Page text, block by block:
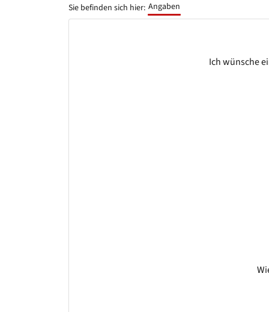
Sie befinden sich hier: Angaben
Ich wünsche